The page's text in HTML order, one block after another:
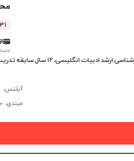
1731
از
جلسه ۱
مبتدی،